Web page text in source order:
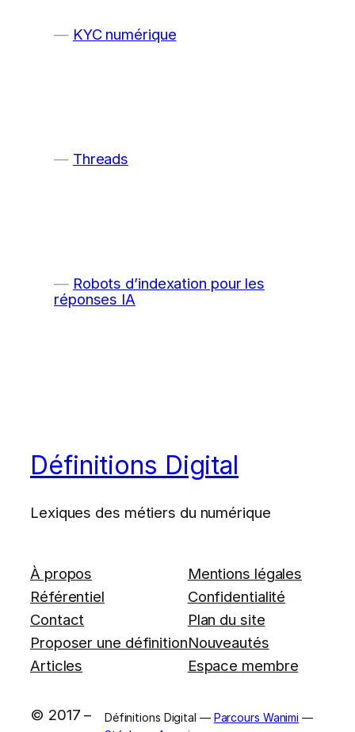
KYC numérique
Threads
Robots d’indexation pour les
réponses IA
Définitions Digital
Lexiques des métiers du numérique
À propos
Référentiel
Contact
Proposer une définition
Articles
Mentions légales
Confidentialité
Plan du site
Nouveautés
Espace membre
© 2017 –
Définitions Digital — Parcours Wanimi —